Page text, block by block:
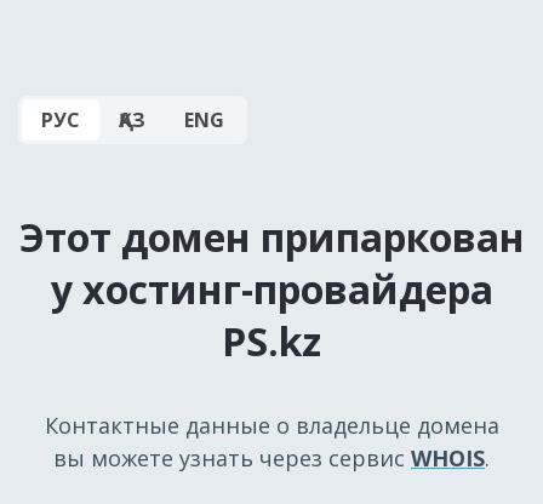
РУС ҚАЗ ENG
Этот домен припаркован
у хостинг-провайдера
PS.kz
Контактные данные о владельце домена
вы можете узнать через сервис WHOIS.